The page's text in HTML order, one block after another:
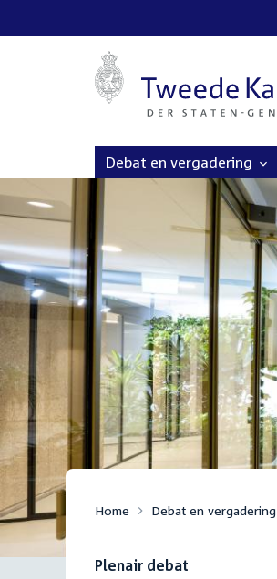
Debat en vergadering
Home Debat en vergadering
Plenair debat